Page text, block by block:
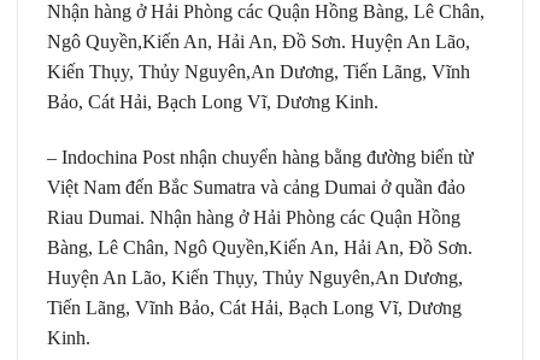
Nhận hàng ở Hải Phòng các Quận Hồng Bàng, Lê Chân,
Ngô Quyền,Kiến An, Hải An, Đồ Sơn. Huyện An Lão,
Kiến Thụy, Thủy Nguyên,An Dương, Tiến Lãng, Vĩnh
Bảo, Cát Hải, Bạch Long Vĩ, Dương Kinh.
– Indochina Post nhận chuyển hàng bằng đường biển từ
Việt Nam đến Bắc Sumatra và cảng Dumai ở quần đảo
Riau Dumai. Nhận hàng ở Hải Phòng các Quận Hồng
Bàng, Lê Chân, Ngô Quyền,Kiến An, Hải An, Đồ Sơn.
Huyện An Lão, Kiến Thụy, Thủy Nguyên,An Dương,
Tiến Lãng, Vĩnh Bảo, Cát Hải, Bạch Long Vĩ, Dương
Kinh.